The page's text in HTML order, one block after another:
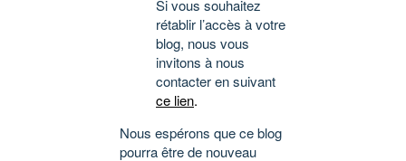
Si vous souhaitez
rétablir l’accès à votre
blog, nous vous
invitons à nous
contacter en suivant
ce lien.
Nous espérons que ce blog
pourra être de nouveau